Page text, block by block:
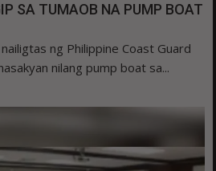
SA TUMAOB NA PUMP BOAT
ng Philippine Coast Guard
nilang pump boat sa...